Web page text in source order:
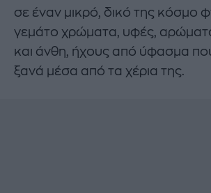
σε έναν μικρό, δικό της κόσμο
γεμάτο χρώματα, υφές,
και άνθη, ήχους από ύφασμα που
ξανά μέσα από τα χέρια της.